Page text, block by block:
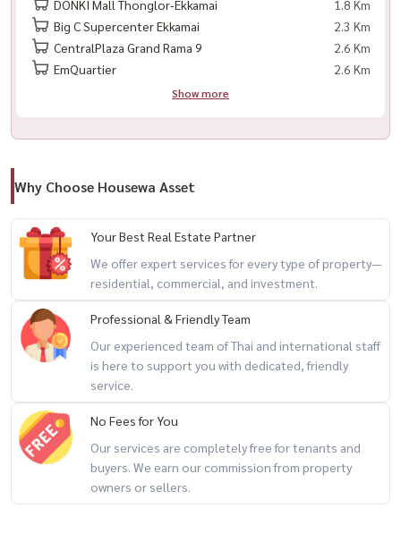
– Free transfer fees
– Free professional inspection
– Free consultation
曼谷市中心8层低密度住宅，支持养猫政策
位于ศูนย์วิจัย巷，距曼谷医院仅1公里，靠近BTS Thonglor
邻近EIS国际学校、Central Rama 9、Fortune Town 和 The Street
– 每层仅3户，私密性高
– 面积90.10平方米
– 6楼，朝东
– 2间卧室，2间浴室
– 开发商直售
优惠价格
– 从1500万泰铢降至1300万泰铢
– 赠品总值超200万泰铢
DONKI Mall Thonglor-Ekkamai
1.8 Km
Big C Supercenter Ekkamai
2.3 Km
CentralPlaza Grand Rama 9
2.6 Km
EmQuartier
2.6 Km
Show more
Why Choose Housewa Asset
Your Best Real Estate Partner
We offer expert services for every type of property—
residential, commercial, and investment.
Professional & Friendly Team
Our experienced team of Thai and international staff
is here to support you with dedicated, friendly
service.
No Fees for You
Our services are completely free for tenants and
buyers. We earn our commission from property
owners or sellers.